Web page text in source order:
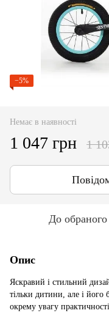
−5%
Немає в наявності
1 047 грн 1
До обраного
Опис
Яскравий і стильний
тільки дитини, але і його
окрему увагу